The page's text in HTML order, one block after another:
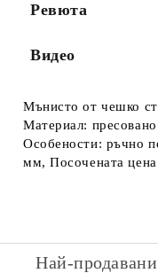
Ревюта
Видео
Мънисто от чешко
Материал:
Особености: ръчно
мм, Посочената цена
Най-продавани